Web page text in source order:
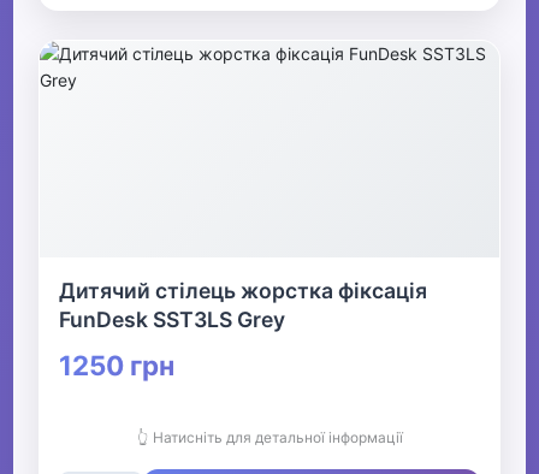
Дитячий стілець жорстка фіксація
FunDesk SST3LS Grey
1250 грн
👆 Натисніть для детальної інформації